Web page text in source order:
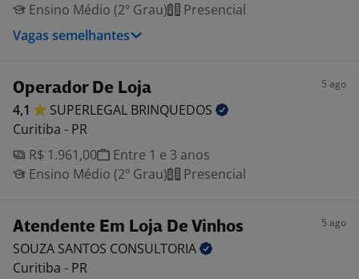
Ensino Médio (2º Grau)
Presencial
Vagas semelhantes
Operador De Loja 5 ago
4,1 SUPERLEGAL BRINQUEDOS
Curitiba - PR
R$ 1.961,00
Entre 1 e 3 anos
Ensino Médio (2º Grau)
Presencial
Atendente Em Loja De Vinhos 5 ago
SOUZA SANTOS CONSULTORIA
Curitiba - PR